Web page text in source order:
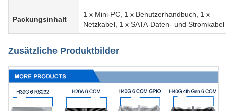
Packungsinhalt
1 x Mini-PC, 1 x Benutzerhandbuch, 1 x
Netzkabel, 1 x SATA-Daten- und Stromkabel
Zusätzliche Produktbilder